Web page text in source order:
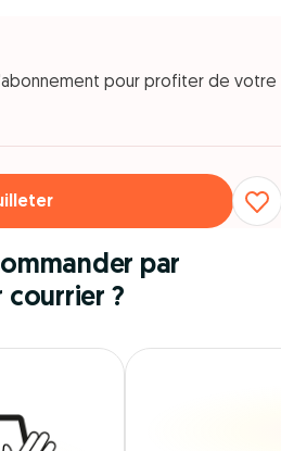
pour profiter de votre
par
courrier ?